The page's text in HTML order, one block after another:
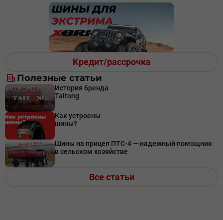
Кредит/рассрочка
Полезные статьи
История бренда
Taitong
Как устроены
шины?
Шины на прицеп ПТС-4 — надежный помощник
в сельском хозяйстве
Все статьи